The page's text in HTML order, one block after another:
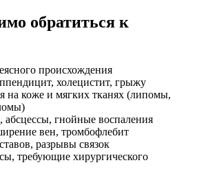
обратиться к
происхождения
холецистит, грыжу
на коже и мягких тканях (липомы,
гнойные воспаления
вен, тромбофлебит
разрывы связок
требующие хирургического